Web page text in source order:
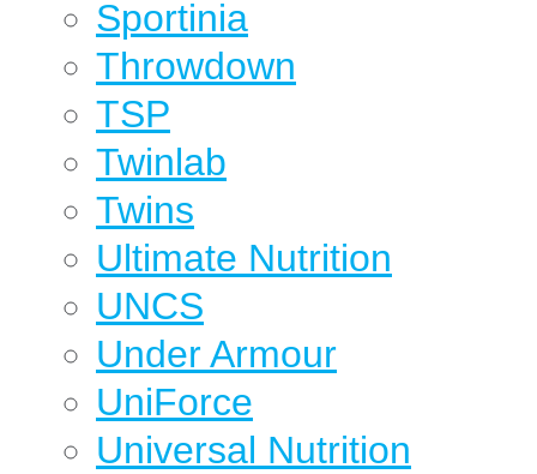
Sportinia
Throwdown
TSP
Twinlab
Twins
Ultimate Nutrition
UNCS
Under Armour
UniForce
Universal Nutrition